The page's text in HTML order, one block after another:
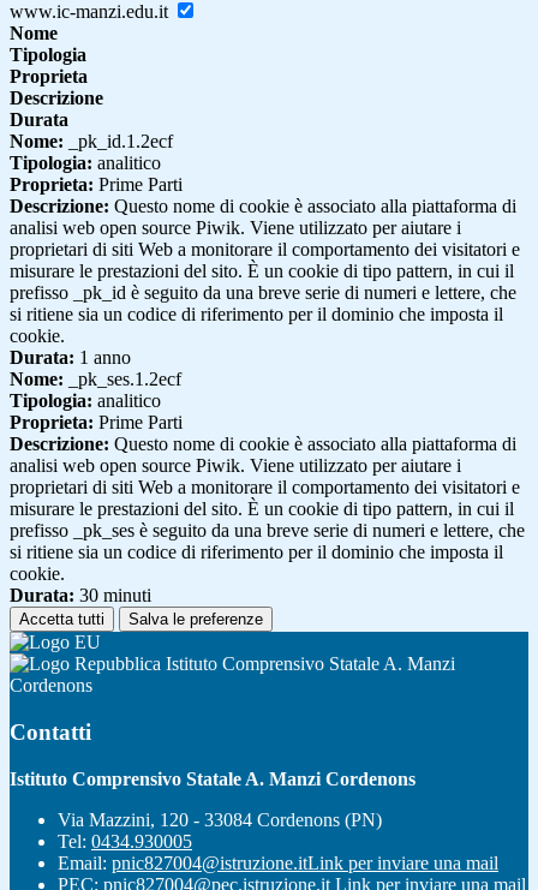
www.ic-manzi.edu.it
Nome
Tipologia
Proprieta
Descrizione
Durata
Nome: _pk_id.1.2ecf
Tipologia: analitico
Proprieta: Prime Parti
Descrizione: Questo nome di cookie è associato alla piattaforma di
analisi web open source Piwik. Viene utilizzato per aiutare i
proprietari di siti Web a monitorare il comportamento dei visitatori e
misurare le prestazioni del sito. È un cookie di tipo pattern, in cui il
prefisso _pk_id è seguito da una breve serie di numeri e lettere, che
si ritiene sia un codice di riferimento per il dominio che imposta il
cookie.
Durata: 1 anno
Nome: _pk_ses.1.2ecf
Tipologia: analitico
Proprieta: Prime Parti
Descrizione: Questo nome di cookie è associato alla piattaforma di
analisi web open source Piwik. Viene utilizzato per aiutare i
proprietari di siti Web a monitorare il comportamento dei visitatori e
misurare le prestazioni del sito. È un cookie di tipo pattern, in cui il
prefisso _pk_ses è seguito da una breve serie di numeri e lettere, che
si ritiene sia un codice di riferimento per il dominio che imposta il
cookie.
Durata: 30 minuti
Accetta tutti Salva le preferenze
Istituto Comprensivo Statale A. Manzi
Cordenons
Contatti
Istituto Comprensivo Statale A. Manzi Cordenons
Via Mazzini, 120 - 33084 Cordenons (PN)
Tel: 0434.930005
Email: pnic827004@istruzione.itLink per inviare una mail
PEC: pnic827004@pec.istruzione.it Link per inviare una mail